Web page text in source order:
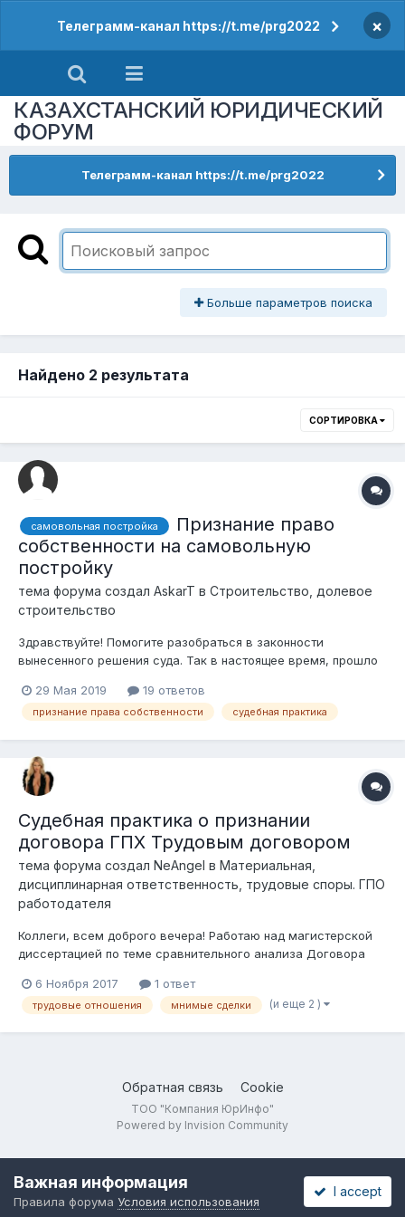
Телеграмм-канал https://t.me/prg2022 ×
КАЗАХСТАНСКИЙ ЮРИДИЧЕСКИЙ
ФОРУМ
Телеграмм-канал https://t.me/prg2022
Больше параметров поиска
Найдено 2 результата
СОРТИРОВКА
самовольная постройка
Признание право
собственности на самовольную
постройку
тема форума создал AskarT в Строительство, долевое
строительство
Здравствуйте! Помогите разобраться в законности
вынесенного решения суда. Так в настоящее время, прошло
заявлению о признании право собственности на
самовольную постройку, суд вынес решение отказать в
29 Мая 2019 19 ответов
признание права собственности судебная практика
Судебная практика о признании
договора ГПХ Трудовым договором
тема форума создал NeAngel в Материальная,
дисциплинарная ответственность, трудовые споры. ГПО
работодателя
Коллеги, всем доброго вечера! Работаю над магистерской
диссертацией по теме сравнительного анализа Договора
предоставлению любой информации, касательно судебной
практики разрешения споров о признании договора ГПХ
6 Ноября 2017 1 ответ
трудовые отношения мнимые сделки (и еще 2 )
Обратная связь Cookie
ТОО "Компания ЮрИнфо"
Powered by Invision Community
Важная информация
Правила форума Условия использования
I accept